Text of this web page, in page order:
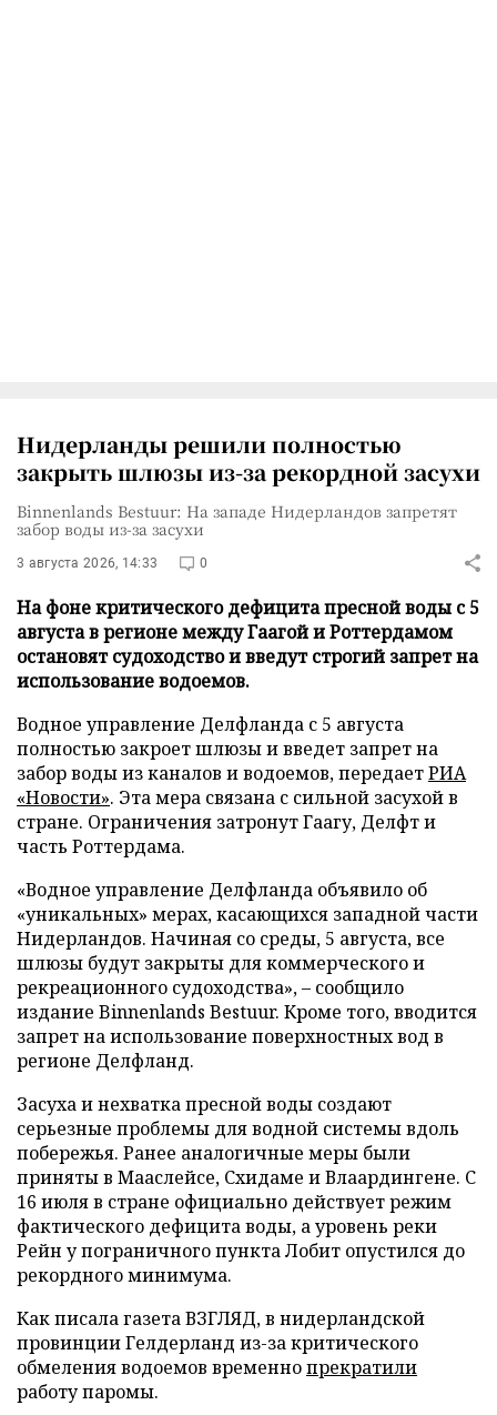
Нидерланды решили полностью
закрыть шлюзы из-за рекордной засухи
Binnenlands Bestuur: На западе Нидерландов запретят
забор воды из-за засухи
3 августа 2026, 14:33 0
На фоне критического дефицита пресной воды с 5
августа в регионе между Гаагой и Роттердамом
остановят судоходство и введут строгий запрет на
использование водоемов.
Водное управление Делфланда с 5 августа
полностью закроет шлюзы и введет запрет на
забор воды из каналов и водоемов, передаетРИА
«Новости». Эта мера связана с сильной засухой в
стране. Ограничения затронут Гаагу, Делфт и
часть Роттердама.
«Водное управление Делфланда объявило об
«уникальных» мерах, касающихся западной части
Нидерландов. Начиная со среды, 5 августа, все
шлюзы будут закрыты для коммерческого и
рекреационного судоходства», – сообщило
издание Binnenlands Bestuur. Кроме того, вводится
запрет на использование поверхностных вод в
регионе Делфланд.
Засуха и нехватка пресной воды создают
серьезные проблемы для водной системы вдоль
побережья. Ранее аналогичные меры были
приняты в Мааслейсе, Схидаме и Влаардингене. С
16 июля в стране официально действует режим
фактического дефицита воды, а уровень реки
Рейн у пограничного пункта Лобит опустился до
рекордного минимума.
Как писала газета ВЗГЛЯД, в нидерландской
провинции Гелдерланд из-за критического
обмеления водоемов временнопрекратили
работу паромы.